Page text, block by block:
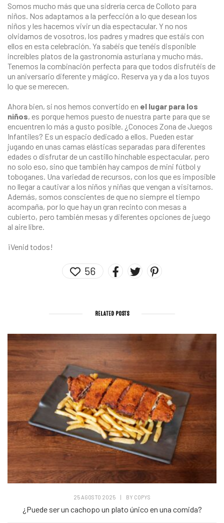
Somos mucho más que una sidrería cerca de Colloto para
niños . Nos adaptamos a la perfección a lo que desean los
niños y les hacemos vivir un día espectacular. Y no nos
olvidamos de vosotros, los padres y madres que estáis con
ellos en esta celebración. Ya sabéis que tenéis disponible
increíbles platos de la gastronomía asturiana y mucho más.
Tenemos la combinación perfecta para que todos disfrutéis de
un aniversario diferente y mágico. Reserva ya y da a los tuyos
lo que se merecen.
Ahora bien, si nos hemos convertido en el lugar para los
niños, es porque hemos puesto de nuestra parte para que se
encuentren lo más a gusto posible. ¿Conoces Zona de Juegos
Infantiles? Es un espacio dedicado a ellos. Pueden estar
jugando en unas camas elásticas separadas para diferentes
edades o disfrutar de un castillo hinchable espectacular, pero
no solo eso, sino que también hay campos de mini fútbol y
toboganes. Una variedad de recursos, con los que es imposible
no llegar a cautivar a los niños y niñas que vengan a visitarnos.
Además, somos conscientes de que no siempre el tiempo
acompaña, por lo que hay un gran recinto con mesas a
cubierto, pero también mesas y diferentes opciones de juego
al aire libre.
¡Venid todos!
56
RELATED POSTS
25 AGOSTO 2025 BY COPYS
¿Puede ser un cachopo un plato único en una comida?